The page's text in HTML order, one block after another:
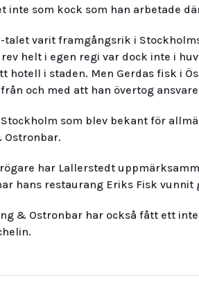
inte som kock som han arbetade
talet varit framgångsrik i
helt i egen regi var dock inte i
hotell i staden. Men Gerdas fisk i
och med att han övertog
som blev bekant för
Ostronbar.
har Lallerstedt
hans restaurang Eriks Fisk vunnit
& Ostronbar har också fått ett